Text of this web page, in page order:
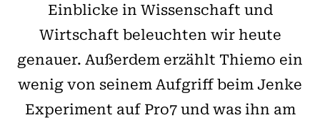
Einblicke in Wissenschaft und
Wirtschaft beleuchten wir heute
genauer. Außerdem erzählt Thiemo ein
wenig von seinem Aufgriff beim Jenke
Experiment auf Pro7 und was ihn am